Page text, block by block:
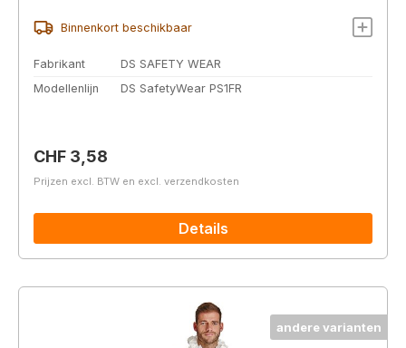
Binnenkort beschikbaar
Fabrikant
DS SAFETY WEAR
Modellenlijn
DS SafetyWear PS1FR
Normale prijs:
CHF 3,58
Prijzen excl. BTW en excl. verzendkosten
Details
andere varianten